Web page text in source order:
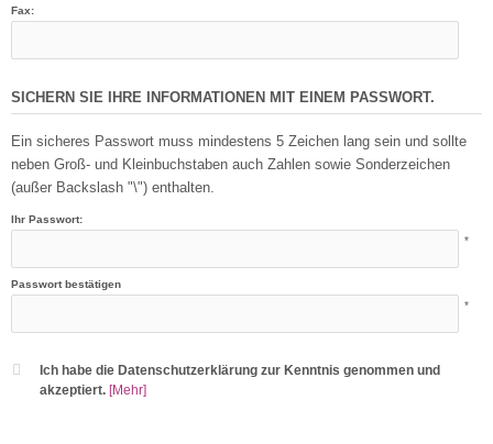
Fax:
SICHERN SIE IHRE INFORMATIONEN MIT EINEM PASSWORT.
Ein sicheres Passwort muss mindestens 5 Zeichen lang sein und sollte
neben Groß- und Kleinbuchstaben auch Zahlen sowie Sonderzeichen
(außer Backslash "\") enthalten.
Ihr Passwort:
*
Passwort bestätigen
*
Ich habe die Datenschutzerklärung zur Kenntnis genommen und
akzeptiert. [Mehr]